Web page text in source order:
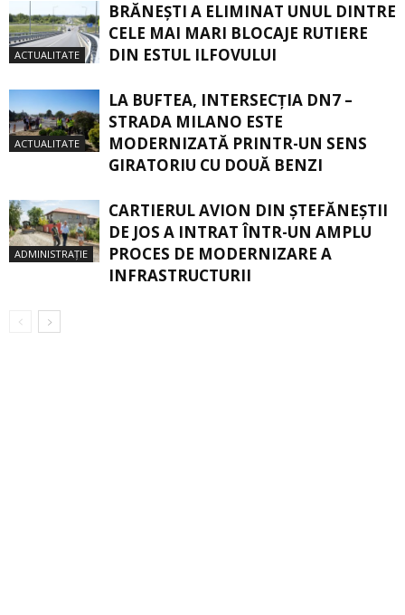
ACTUALITATE
BRĂNEȘTI A ELIMINAT UNUL DINTRE
CELE MAI MARI BLOCAJE RUTIERE
DIN ESTUL ILFOVULUI
ACTUALITATE
LA BUFTEA, INTERSECŢIA DN7 –
STRADA MILANO ESTE
MODERNIZATĂ PRINTR-UN SENS
GIRATORIU CU DOUĂ BENZI
ADMINISTRAȚIE
CARTIERUL AVION DIN ŞTEFĂNEŞTII
DE JOS A INTRAT ÎNTR-UN AMPLU
PROCES DE MODERNIZARE A
INFRASTRUCTURII